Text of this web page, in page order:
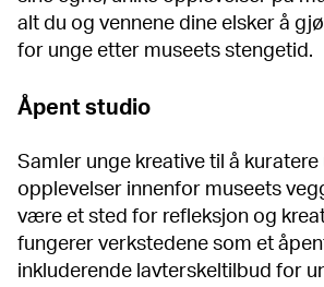
alt du og vennene dine elsker å
for unge etter museets stengetid.
Åpent studio
Samler unge kreative til å kuratere
opplevelser innenfor museets
være et sted for refleksjon og
fungerer verkstedene som et
inkluderende lavterskeltilbud for